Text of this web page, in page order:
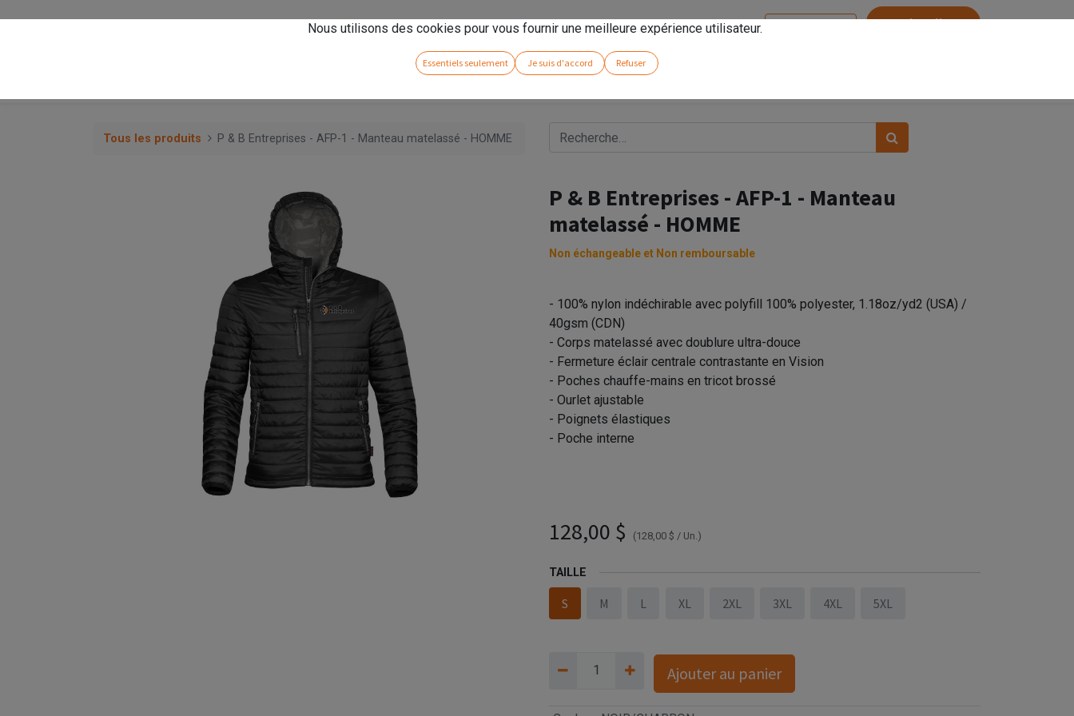
Vivez l'expérienceArseno! Service client
Tous les produits P & B Entreprises - AFP-1 - Manteau matelassé - HOMME
P & B Entreprises - AFP-1 - Manteau
matelassé - HOMME
Non échangeable et Non remboursable
- 100% nylon indéchirable avec polyfill 100% polyester, 1.18oz/yd2 (USA) /
40gsm (CDN)
- Corps matelassé avec doublure ultra-douce
- Fermeture éclair centrale contrastante en Vision
- Poches chauffe-mains en tricot brossé
- Ourlet ajustable
- Poignets élastiques
- Poche interne
128,00 $ (128,00 $ / Un.)
TAILLE
S M L XL 2XL 3XL 4XL 5XL
Ajouter au panier
Nous utilisons des cookies pour vous fournir une meilleure expérience utilisateur.
Essentiels seulement Je suis d'accord Refuser